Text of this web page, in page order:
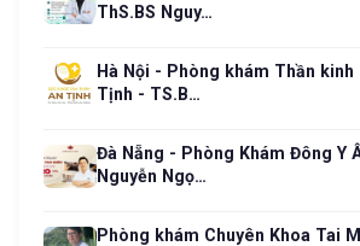
ThS.BS Nguy…
Hà Nội - Phòng khám Thần kinh
Tịnh - TS.B…
Đà Nẵng - Phòng Khám Đông Y
Nguyễn Ngọ…
Phòng khám Chuyên Khoa Tai